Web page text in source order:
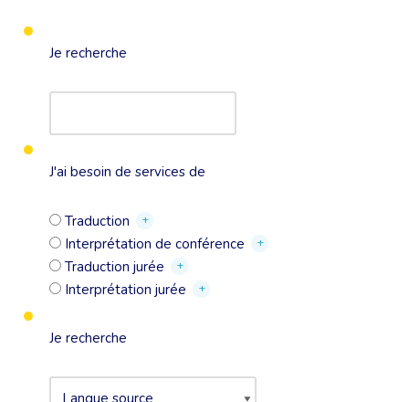
Je recherche
J'ai besoin de services de
Traduction +
Interprétation de conférence +
Traduction jurée +
Interprétation jurée +
Je recherche